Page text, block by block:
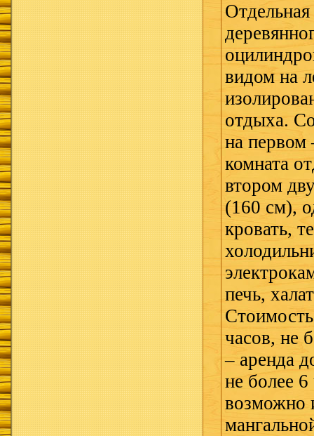
видом на
отдыха.
на первом
комната
втором
(160 см),
кровать,
печь,
часов, не
– аренда
не более
возможно